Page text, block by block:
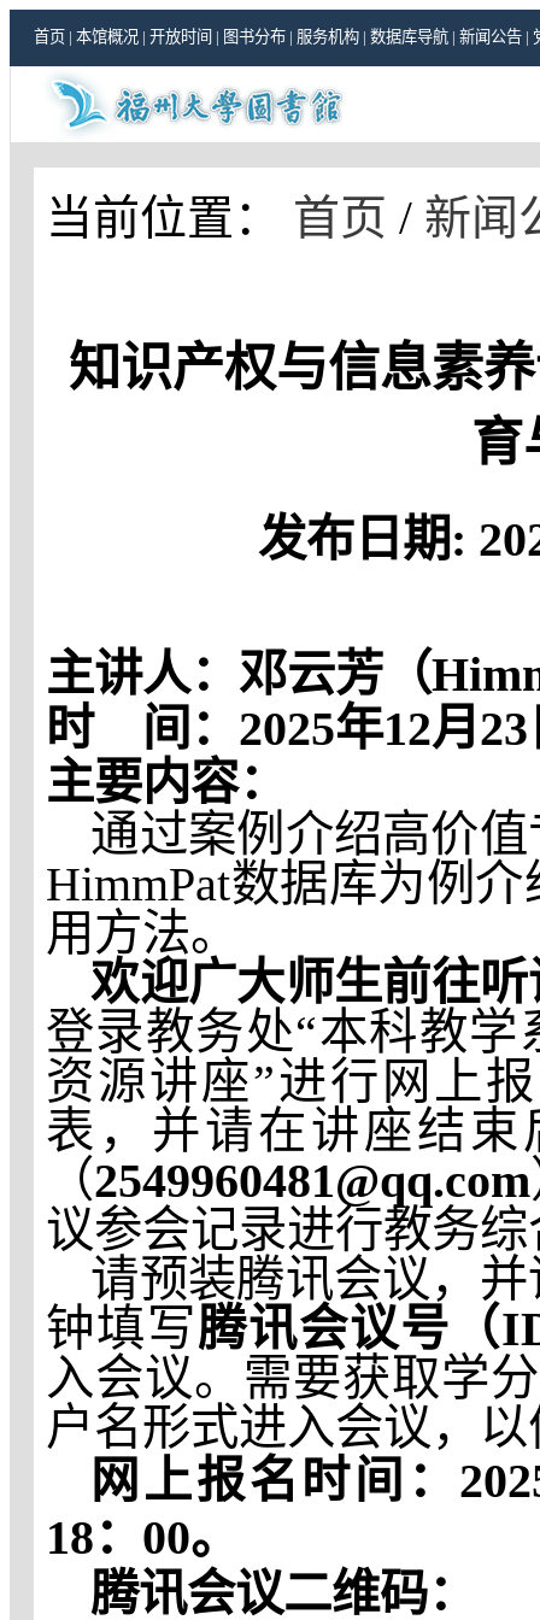
首页 | 本馆概况 | 开放时间 | 图书分布 | 服务机构 | 数据库导航 | 新闻公告 |
当前位置： 首页 / 新闻
知识产权与信息素
育
发布日期:
主讲人：邓云芳（
时 间： 2025年12月
主要内容：
通过案例介绍高价
HimmPat数据库为例
用方法。
欢迎广大师生前往
登录教务处“本科教学
资源讲座”进行网上
表，并请在讲座结
（2549960481@qq.com
议参会记录进行教务
请预装腾讯会议，
钟填写腾讯会议号（
入会议。需要获取学
户名形式进入会议，
网上报名时间：
18：00。
腾讯会议二维码：